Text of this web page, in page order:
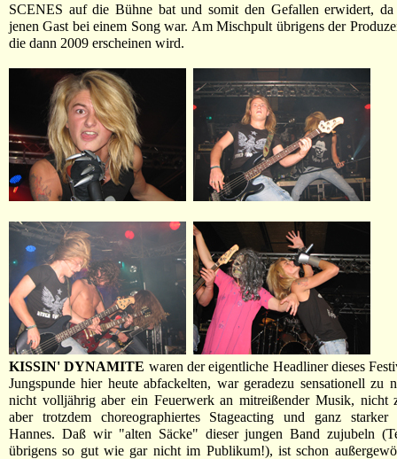
SCENES auf die Bühne bat und somit den Gefallen erwidert,
jenen Gast bei einem Song war. Am Mischpult übrigens der
die dann 2009 erscheinen wird.
KISSIN' DYNAMITE waren der eigentliche Headliner dieses
Jungspunde hier heute abfackelten, war geradezu sensationell zu
nicht volljährig aber ein Feuerwerk an mitreißender Musik, nicht
aber trotzdem choreographiertes Stageacting und ganz starker
Hannes. Daß wir "alten Säcke" dieser jungen Band zujubeln
übrigens so gut wie gar nicht im Publikum!), ist schon